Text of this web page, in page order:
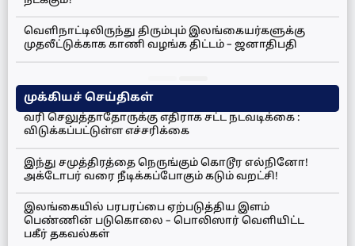
வெளிநாட்டிலிருந்து திரும்பும் இலங்கையர்களுக்கு
முதலீட்டுக்காக காணி வழங்க திட்டம் – ஜனாதிபதி
முக்கியச் செய்திகள்
வரி செலுத்தாதோருக்கு எதிராக சட்ட நடவடிக்கை :
விடுக்கப்பட்டுள்ள எச்சரிக்கை
இந்து சமுத்திரத்தை நெருங்கும் கொடூர எல்நினோ!
அக்டோபர் வரை நீடிக்கப்போகும் கடும் வறட்சி!
இலங்கையில் பரபரப்பை ஏற்படுத்திய இளம்
பெண்ணின் படுகொலை – பொலிஸார் வெளியிட்ட
பகீர் தகவல்கள்